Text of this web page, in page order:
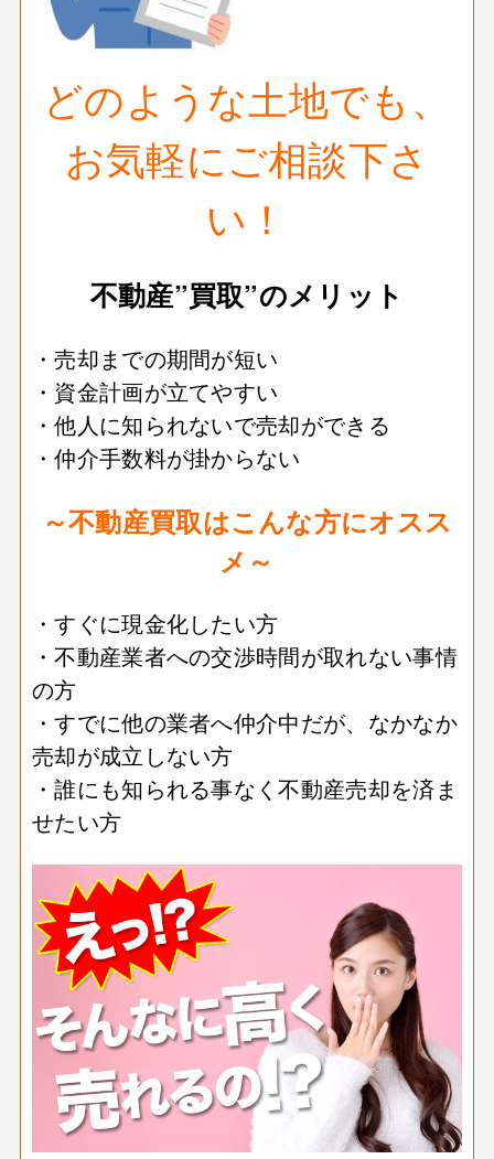
どのような土地でも、
お気軽にご相談下さ
い！
不動産”買取”のメリット
・売却までの期間が短い
・資金計画が立てやすい
・他人に知られないで売却ができる
・仲介手数料が掛からない
～不動産買取はこんな方にオスス
メ～
・すぐに現金化したい方
・不動産業者への交渉時間が取れない事情
の方
・すでに他の業者へ仲介中だが、なかなか
売却が成立しない方
・誰にも知られる事なく不動産売却を済ま
せたい方